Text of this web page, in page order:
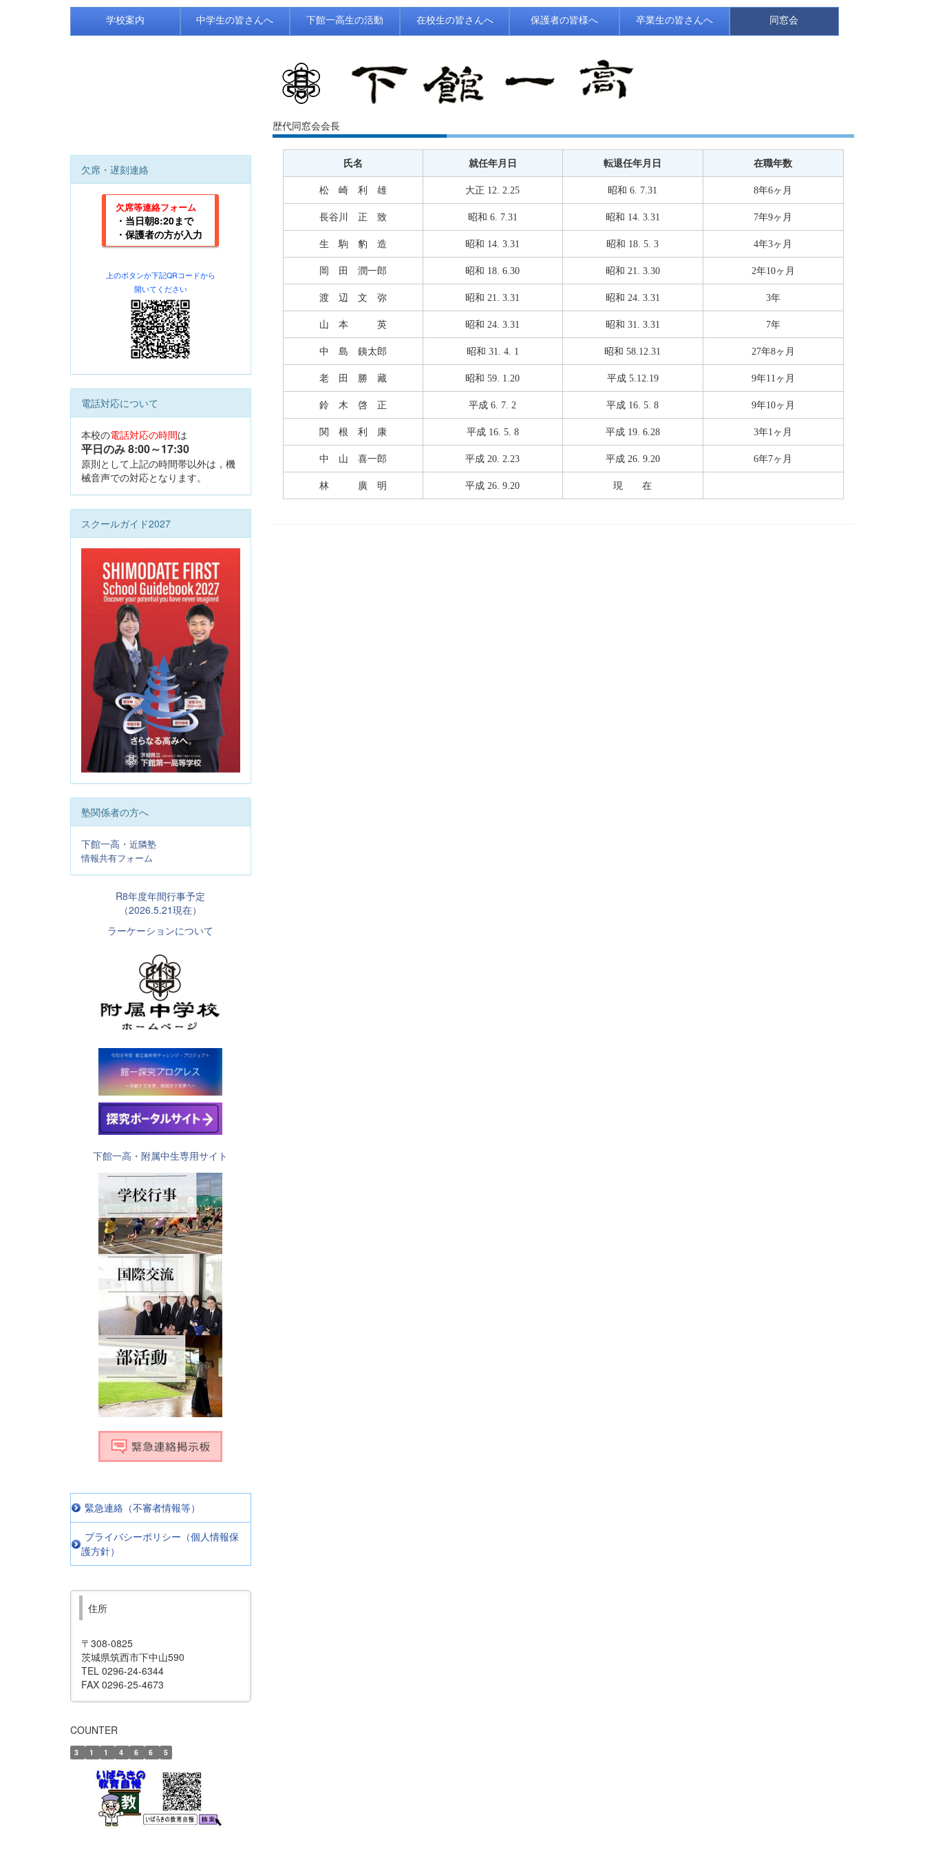
学校案内 中学生の皆さんへ 下館一高生の活動 在校生の皆さんへ 保護者の皆様へ 卒業生の皆さんへ 同窓会
歴代同窓会会長
氏名 就任年月日 転退任年月日 在職年数
松 崎 利 雄 大正 12. 2.25 昭和 6. 7.31 8年6ヶ月
長谷川 正 致 昭和 6. 7.31 昭和 14. 3.31 7年9ヶ月
生 駒 豹 造 昭和 14. 3.31 昭和 18. 5. 3 4年3ヶ月
岡 田 潤一郎 昭和 18. 6.30 昭和 21. 3.30 2年10ヶ月
渡 辺 文 弥 昭和 21. 3.31 昭和 24. 3.31 3年
山 本 英 昭和 24. 3.31 昭和 31. 3.31 7年
中 島 銕太郎 昭和 31. 4. 1 昭和 58.12.31 27年8ヶ月
老 田 勝 藏 昭和 59. 1.20 平成 5.12.19 9年11ヶ月
鈴 木 啓 正 平成 6. 7. 2 平成 16. 5. 8 9年10ヶ月
関 根 利 康 平成 16. 5. 8 平成 19. 6.28 3年1ヶ月
中 山 喜一郎 平成 20. 2.23 平成 26. 9.20 6年7ヶ月
林 廣 明 平成 26. 9.20 現 在
欠席・遅刻連絡
欠席等連絡フォーム
・当日朝8:20まで
・保護者の方が入力
上のボタンか下記QRコードから
開いてください
電話対応について
本校の電話対応の時間は
平日のみ 8:00～17:30
原則として上記の時間帯以外は，機
械音声での対応となります。
スクールガイド2027
塾関係者の方へ
下館一高・ 近隣塾
情報共有フォーム
R8年度年間行事予定
（2026.5.21現在）
ラーケーションについて
下館一高・附属中生専用サイト
緊急連絡（不審者情報等）
プライバシーポリシー（個人情報保
護方針）
住所
〒308-0825
茨城県筑西市下中山590
TEL 0296-24-6344
FAX 0296-25-4673
COUNTER
3 1 1 4 6 6 5